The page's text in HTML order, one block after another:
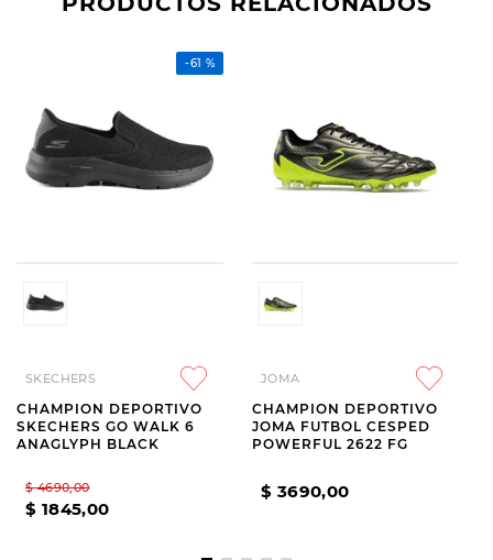
-61 %
SKECHERS
CHAMPION DEPORTIVO
SKECHERS GO WALK 6
ANAGLYPH BLACK
$ 4690,00
$ 1845,00
JOMA
CHAMPION DEPORTIVO
JOMA FUTBOL CESPED
POWERFUL 2622 FG
$ 3690,00